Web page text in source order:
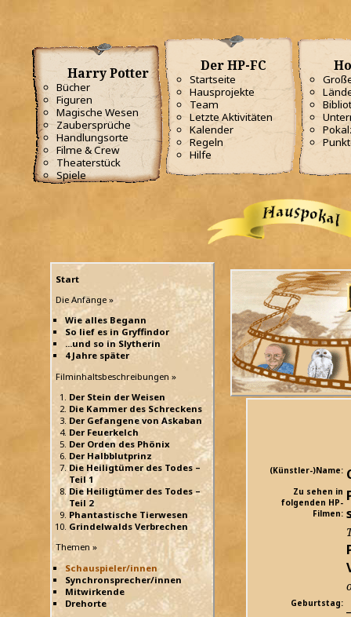
Harry Potter
Bücher
Figuren
Magische Wesen
Zaubersprüche
Handlungsorte
Filme & Crew
Theaterstück
Spiele
Der HP-FC
Startseite
Hausprojekte
Team
Letzte Aktivitäten
Kalender
Regeln
Hilfe
Start
Die Anfänge »
Wie alles Begann
So lief es in Gryffindor
...und so in Slytherin
4 Jahre später
Filminhaltsbeschreibungen »
Der Stein der Weisen
Die Kammer des Schreckens
Der Gefangene von Askaban
Der Feuerkelch
Der Orden des Phönix
Der Halbblutprinz
Die Heiligtümer des Todes –
Teil 1
Die Heiligtümer des Todes –
Teil 2
Phantastische Tierwesen
Grindelwalds Verbrechen
Themen »
Schauspieler/innen
Synchronsprecher/innen
Mitwirkende
Drehorte
(Künstler-)Name:
Zu sehen in
folgenden HP-
Filmen:
Geburtstag: